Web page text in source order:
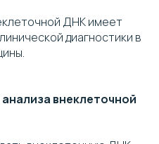
ДНК имеет
диагностики в
внеклеточной